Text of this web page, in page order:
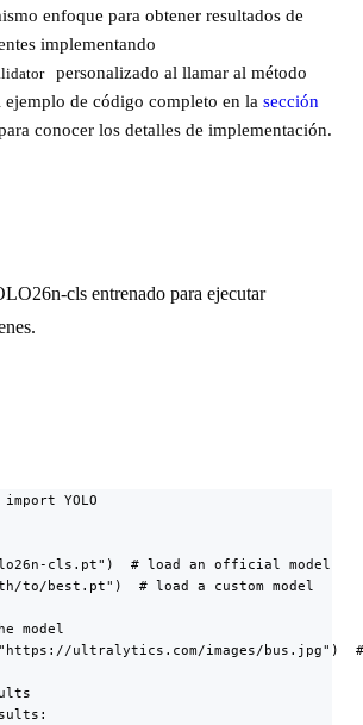
enfoque para obtener resultados de
implementando
personalizado al llamar al método
ejemplo de código completo en la sección
conocer los detalles de implementación.
cls entrenado para ejecutar
YOLO
cls.pt")  # load an official model
to/best.pt")  # load a custom model
model
ultralytics.com/images/bus.jpg")